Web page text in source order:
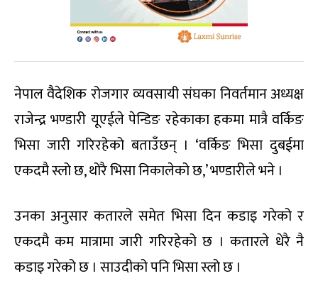
नेपाल वैदेशिक रोजगार व्यवसायी संघका निवर्तमान अध्यक्ष
राजेन्द्र भण्डारी यूएईले पेन्डिङ रहेकाका हकमा मात्रै वर्किङ
भिसा जारी गरिरहेको बताउँछन् । ‘वर्किङ भिसा दुबईमा
एकदमै स्लो छ, थोरै भिसा निकालेको छ,’ भण्डारीले भने ।
उनका अनुसार कतारले समेत भिसा दिन कडाइ गरेको र
एकदमै कम मात्रामा जारी गरिरहेको छ । कतारले धेरै नै
कडाइ गरेको छ । साउदीको पनि भिसा स्लो छ ।